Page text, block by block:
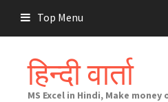
content
Top Menu
हिन्दी वार्ता
MS Excel in Hindi, Make